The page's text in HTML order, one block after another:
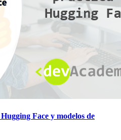
Face y modelos de